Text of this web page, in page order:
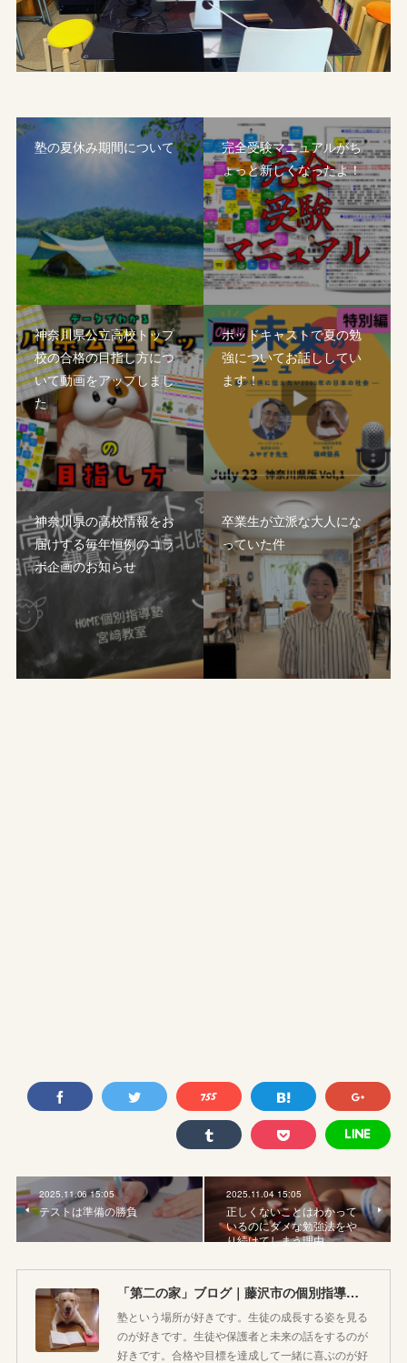
塾の夏休み期間について
完全受験マニュアルがち
ょっと新しくなったよ！
神奈川県公立高校トップ
校の合格の目指し方につ
いて動画をアップしまし
た
ポッドキャストで夏の勉
強についてお話ししてい
ます！
神奈川県の高校情報をお
届けする毎年恒例のコラ
ボ企画のお知らせ
卒業生が立派な大人にな
っていた件
2025.11.06 15:05
テストは準備の勝負
2025.11.04 15:05
正しくないことはわかって
いるのにダメな勉強法をや
り続けてしまう理由
「第二の家」ブログ｜藤沢市の個別指導塾のお話
塾という場所が好きです。生徒の成長する姿を見る
のが好きです。生徒や保護者と未来の話をするのが
好きです。合格や目標を達成して一緒に喜ぶのが好